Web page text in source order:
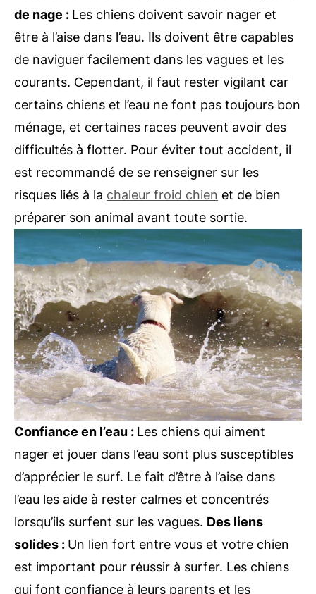
de nage : Les chiens doivent savoir nager et
être à l’aise dans l’eau. Ils doivent être capables
de naviguer facilement dans les vagues et les
courants. Cependant, il faut rester vigilant car
certains chiens et l’eau ne font pas toujours bon
ménage, et certaines races peuvent avoir des
difficultés à flotter. Pour éviter tout accident, il
est recommandé de se renseigner sur les
risques liés à la chaleur froid chien et de bien
préparer son animal avant toute sortie.
Confiance en l’eau : Les chiens qui aiment
nager et jouer dans l’eau sont plus susceptibles
d’apprécier le surf. Le fait d’être à l’aise dans
l’eau les aide à rester calmes et concentrés
lorsqu’ils surfent sur les vagues. Des liens
solides : Un lien fort entre vous et votre chien
est important pour réussir à surfer. Les chiens
qui font confiance à leurs parents et les